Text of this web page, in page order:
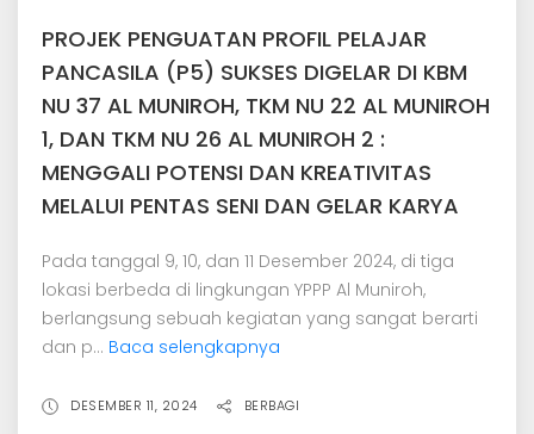
PROJEK PENGUATAN PROFIL PELAJAR
PANCASILA (P5) SUKSES DIGELAR DI KBM
NU 37 AL MUNIROH, TKM NU 22 AL MUNIROH
1, DAN TKM NU 26 AL MUNIROH 2 :
MENGGALI POTENSI DAN KREATIVITAS
MELALUI PENTAS SENI DAN GELAR KARYA
Pada tanggal 9, 10, dan 11 Desember 2024, di tiga
lokasi berbeda di lingkungan YPPP Al Muniroh,
berlangsung sebuah kegiatan yang sangat berarti
dan p... Baca selengkapnya
DESEMBER 11, 2024 BERBAGI